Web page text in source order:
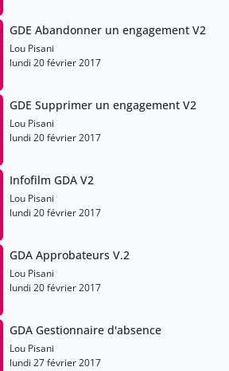
GDE Abandonner un engagement V2
Lou Pisani
lundi 20 février 2017
GDE Supprimer un engagement V2
Lou Pisani
lundi 20 février 2017
Infofilm GDA V2
Lou Pisani
lundi 20 février 2017
GDA Approbateurs V.2
Lou Pisani
lundi 20 février 2017
GDA Gestionnaire d'absence
Lou Pisani
lundi 27 février 2017